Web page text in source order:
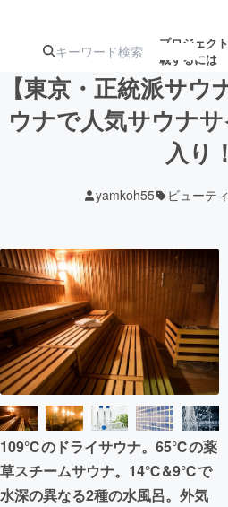
プロジェク
載するには
注目の新着プロ
テクノロジー・ガジェッ
映像・映画
ビジネス・起業
まちづくり・地域活性化
CAMPFIRE for Social Good
【東京・正統派サ
ウナで人気サウナ
入り！
yamkoh55 ビューテ
109℃のドライサウナ。65℃の薬
草スチームサウナ。14℃&9℃で
水深の異なる2種の水風呂。外気